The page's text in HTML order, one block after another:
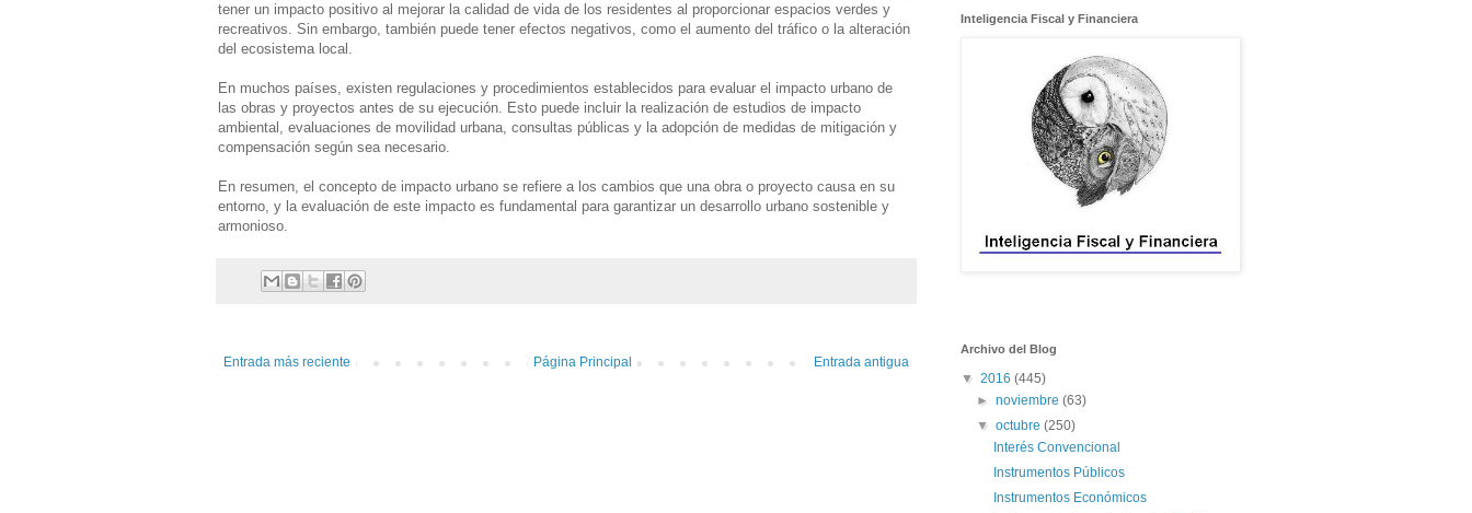
tener un impacto positivo al mejorar la calidad de vida de los residentes al proporcionar espacios verdes y
recreativos. Sin embargo, también puede tener efectos negativos, como el aumento del tráfico o la alteración
del ecosistema local.
En muchos países, existen regulaciones y procedimientos establecidos para evaluar el impacto urbano de
las obras y proyectos antes de su ejecución. Esto puede incluir la realización de estudios de impacto
ambiental, evaluaciones de movilidad urbana, consultas públicas y la adopción de medidas de mitigación y
compensación según sea necesario.
En resumen, el concepto de impacto urbano se refiere a los cambios que una obra o proyecto causa en su
entorno, y la evaluación de este impacto es fundamental para garantizar un desarrollo urbano sostenible y
armonioso.
Entrada más reciente Entrada antigua
Página Principal
Inteligencia Fiscal y Financiera
Archivo del Blog
▼ 2016 (445)
►noviembre(63)
▼octubre(250)
Interés Convencional
Instrumentos Públicos
Instrumentos Económicos